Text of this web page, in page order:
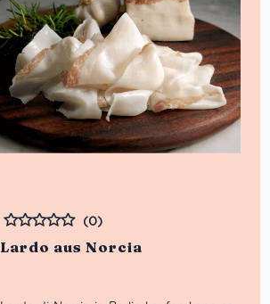
Lardo aus Norcia
Bewertet
(0)